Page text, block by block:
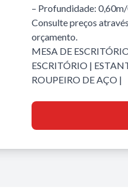
– Profundidade:
Consulte preços
orçamento.
MESA DE
ESCRITÓRIO |
ROUPEIRO DE AÇO |